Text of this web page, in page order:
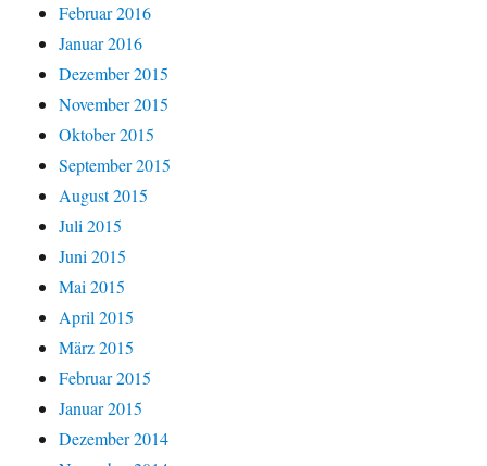
Februar 2016
Januar 2016
Dezember 2015
November 2015
Oktober 2015
September 2015
August 2015
Juli 2015
Juni 2015
Mai 2015
April 2015
März 2015
Februar 2015
Januar 2015
Dezember 2014